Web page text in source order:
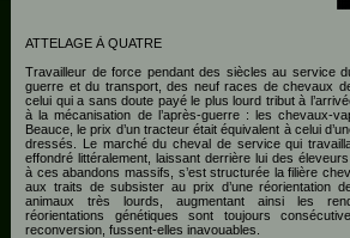
ATTELAGE À QUATRE
Travailleur de force pendant des siècles au service
guerre et du transport, des neuf races de chevaux
celui qui a sans doute payé le plus lourd tribut à
à la mécanisation de l’après-guerre : les chevaux-
Beauce, le prix d’un tracteur était équivalent à celui
dressés. Le marché du cheval de service qui
effondré littéralement, laissant derrière lui des
à ces abandons massifs, s’est structurée la filière
aux traits de subsister au prix d’une réorientation
animaux très lourds, augmentant ainsi les
réorientations génétiques sont toujours
reconversion, fussent-elles inavouables.